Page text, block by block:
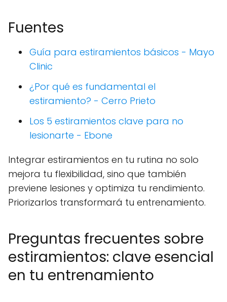
Fuentes
Guía para estiramientos básicos - Mayo
Clinic
¿Por qué es fundamental el
estiramiento? - Cerro Prieto
Los 5 estiramientos clave para no
lesionarte - Ebone
Integrar estiramientos en tu rutina no solo
mejora tu flexibilidad, sino que también
previene lesiones y optimiza tu rendimiento.
Priorizarlos transformará tu entrenamiento.
Preguntas frecuentes sobre
estiramientos: clave esencial
en tu entrenamiento